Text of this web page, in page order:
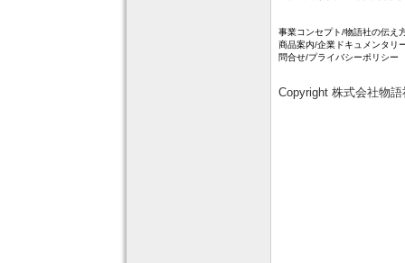
事業コンセプト/物語社の伝え
商品案内/企業ドキュメンタリ
問合せ/プライバシーポリシー
Copyright 株式会社物